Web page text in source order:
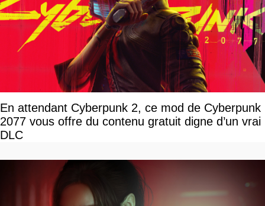
En attendant Cyberpunk 2, ce mod de Cyberpunk
2077 vous offre du contenu gratuit digne d’un vrai
DLC